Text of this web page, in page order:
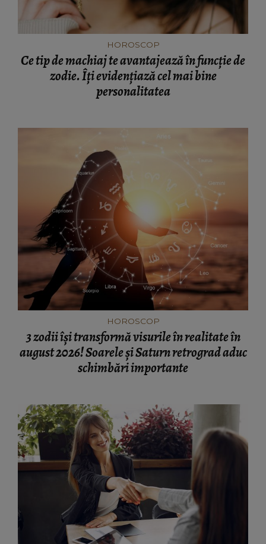
HOROSCOP
Ce tip de machiaj te avantajează în funcție de
zodie. Îți evidențiază cel mai bine
personalitatea
HOROSCOP
3 zodii își transformă visurile în realitate în
august 2026! Soarele și Saturn retrograd aduc
schimbări importante